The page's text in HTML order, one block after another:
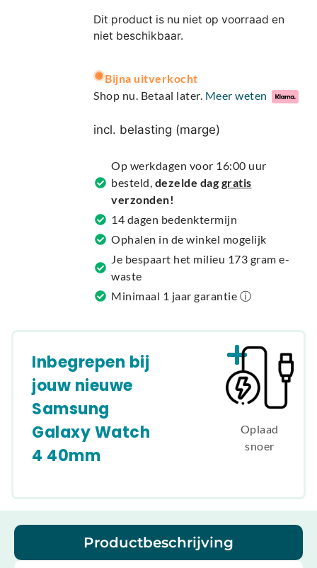
Dit product is nu niet op voorraad en
niet beschikbaar.
A
t
e
a
v
e
:
Bijna uitverkocht
Shop nu. Betaal later. Meer weten
incl. belasting (marge)
Op werkdagen voor 16:00 uur
besteld, dezelde dag gratis
verzonden!
14 dagen bedenktermijn
Ophalen in de winkel mogelijk
Je bespaart het milieu 173 gram e-
waste
Minimaal 1 jaar garantie ⓘ
Inbegrepen bij
jouw nieuwe
Samsung
Galaxy Watch
4 40mm
Oplaad
snoer
Productbeschrijving